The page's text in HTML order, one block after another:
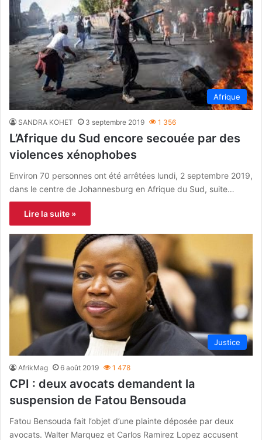
Afrique
SANDRA KOHET 3 septembre 2019 1 356
L’Afrique du Sud encore secouée par des
violences xénophobes
Environ 70 personnes ont été arrêtées lundi, 2 septembre 2019,
dans le centre de Johannesburg en Afrique du Sud, suite…
Lire la suite »
Justice
AfrikMag 6 août 2019 1 478
CPI : deux avocats demandent la
suspension de Fatou Bensouda
Fatou Bensouda fait l’objet d’une plainte déposée par deux
avocats. Walter Marquez et Carlos Ramirez Lopez accusent